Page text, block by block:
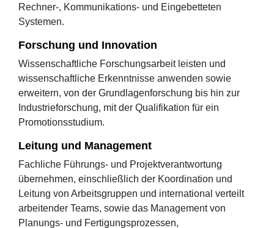
Rechner-, Kommunikations- und Eingebetteten
Systemen.
Forschung und Innovation
Wissenschaftliche Forschungsarbeit leisten und
wissenschaftliche Erkenntnisse anwenden sowie
erweitern, von der Grundlagenforschung bis hin zur
Industrieforschung, mit der Qualifikation für ein
Promotionsstudium.
Leitung und Management
Fachliche Führungs- und Projektverantwortung
übernehmen, einschließlich der Koordination und
Leitung von Arbeitsgruppen und international verteilt
arbeitender Teams, sowie das Management von
Planungs- und Fertigungsprozessen,